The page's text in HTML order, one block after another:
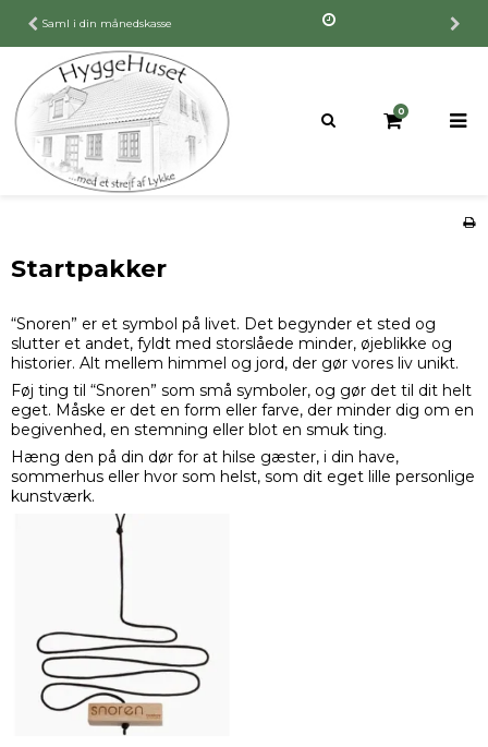
30 dages fuld returret
0
Startpakker
“Snoren” er et symbol på livet. Det begynder et sted og
slutter et andet, fyldt med storslåede minder, øjeblikke og
historier. Alt mellem himmel og jord, der gør vores liv unikt.
Føj ting til “Snoren” som små symboler, og gør det til dit helt
eget. Måske er det en form eller farve, der minder dig om en
begivenhed, en stemning eller blot en smuk ting.
Hæng den på din dør for at hilse gæster, i din have,
sommerhus eller hvor som helst, som dit eget lille personlige
kunstværk.